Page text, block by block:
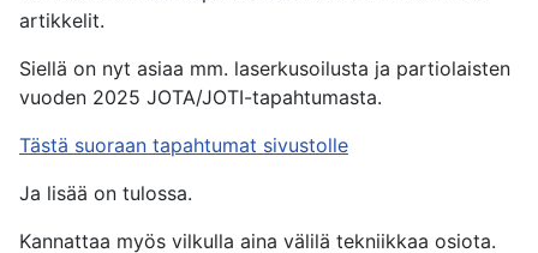
artikkelit.
Siellä on nyt asiaa mm. laserkusoilusta ja partiolaisten
vuoden 2025 JOTA/JOTI-tapahtumasta.
Tästä suoraan tapahtumat sivustolle
Ja lisää on tulossa.
Kannattaa myös vilkulla aina välilä tekniikkaa osiota.